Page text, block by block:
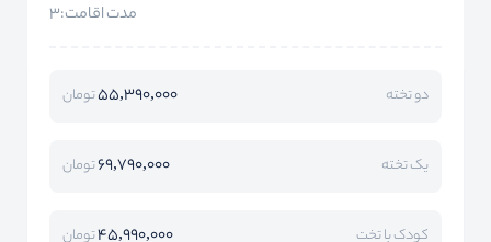
مدت اقامت:3
دو تخته 55,390,000تومان
یک تخته 69,790,000تومان
کودک با تخت 45,990,000تومان